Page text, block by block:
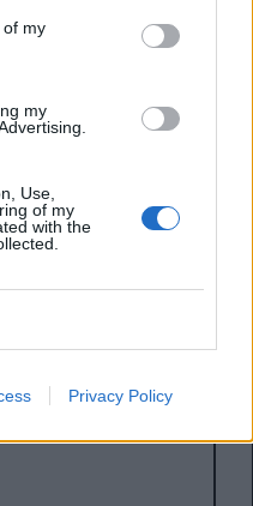
of my
my
Use,
of my
with the
Privacy Policy
ha scelto il suo nuovo
F.C.